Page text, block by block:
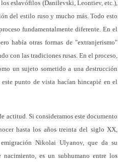
eslavófilos (Danilevski, Leontiev, etc.),
del estilo ruso y mucho más. Todo esto
fundamentalmente diferente. En el
había otras formas de "extranjerismo"
con las tradiciones rusas. En el proceso,
un sujeto sometido a una destrucción
punto de vista hacían hincapié en el
actitud. Si consideramos este documento
hasta los años treinta del siglo XX,
Nikolai Ulyanov, que da su
es un subhumano entre los